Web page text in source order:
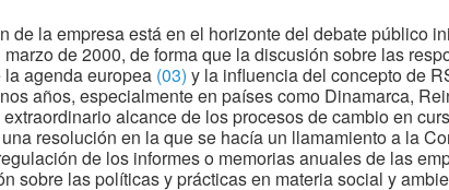
de la empresa está en el horizonte del debate público
marzo de 2000, de forma que la discusión sobre las
la agenda europea (03) y la influencia del concepto de
años, especialmente en países como Dinamarca,
alcance de los procesos de cambio en
resolución en la que se hacía un llamamiento a la
de los informes o memorias anuales de las
sobre las políticas y prácticas en materia social y